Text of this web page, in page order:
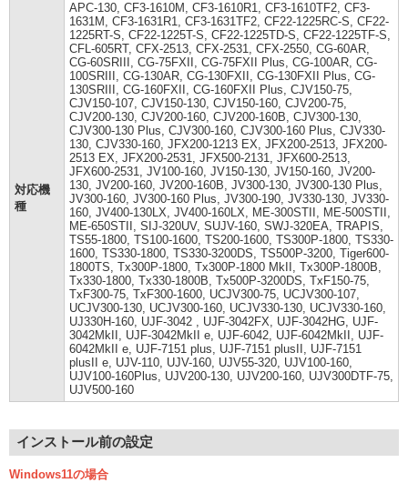
対応機
種
APC-130, CF3-1610M, CF3-1610R1, CF3-1610TF2, CF3-
1631M, CF3-1631R1, CF3-1631TF2, CF22-1225RC-S, CF22-
1225RT-S, CF22-1225T-S, CF22-1225TD-S, CF22-1225TF-S,
CFL-605RT, CFX-2513, CFX-2531, CFX-2550, CG-60AR,
CG-60SRIII, CG-75FXII, CG-75FXII Plus, CG-100AR, CG-
100SRIII, CG-130AR, CG-130FXII, CG-130FXII Plus, CG-
130SRIII, CG-160FXII, CG-160FXII Plus, CJV150-75,
CJV150-107, CJV150-130, CJV150-160, CJV200-75,
CJV200-130, CJV200-160, CJV200-160B, CJV300-130,
CJV300-130 Plus, CJV300-160, CJV300-160 Plus, CJV330-
130, CJV330-160, JFX200-1213 EX, JFX200-2513, JFX200-
2513 EX, JFX200-2531, JFX500-2131, JFX600-2513,
JFX600-2531, JV100-160, JV150-130, JV150-160, JV200-
130, JV200-160, JV200-160B, JV300-130, JV300-130 Plus,
JV300-160, JV300-160 Plus, JV300-190, JV330-130, JV330-
160, JV400-130LX, JV400-160LX, ME-300STII, ME-500STII,
ME-650STII, SIJ-320UV, SUJV-160, SWJ-320EA, TRAPIS,
TS55-1800, TS100-1600, TS200-1600, TS300P-1800, TS330-
1600, TS330-1800, TS330-3200DS, TS500P-3200, Tiger600-
1800TS, Tx300P-1800, Tx300P-1800 MkII, Tx300P-1800B,
Tx330-1800, Tx330-1800B, Tx500P-3200DS, TxF150-75,
TxF300-75, TxF300-1600, UCJV300-75, UCJV300-107,
UCJV300-130, UCJV300-160, UCJV330-130, UCJV330-160,
UJ330H-160, UJF-3042 , UJF-3042FX, UJF-3042HG, UJF-
3042MkII, UJF-3042MkII e, UJF-6042, UJF-6042MkII, UJF-
6042MkII e, UJF-7151 plus, UJF-7151 plusII, UJF-7151
plusII e, UJV-110, UJV-160, UJV55-320, UJV100-160,
UJV100-160Plus, UJV200-130, UJV200-160, UJV300DTF-75,
UJV500-160
インストール前の設定
Windows11の場合